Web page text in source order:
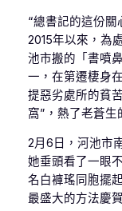
“總書記的這份關
2015年以來，為
池市搬的「書噴
一，在第遷棲身
提惡劣處所的貧
窩”，熱了老蒼生
2月6日，河池市
她垂頭看了一眼
名白褲瑤同胞擺
最盛大的方法慶